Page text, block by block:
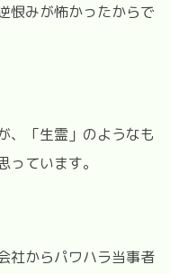
恨みが怖かったからで
、「生霊」のようなも
ています。
社からパワハラ当事者